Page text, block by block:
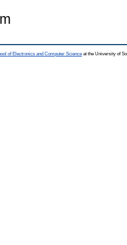
of Electronics and Computer Science at the University of